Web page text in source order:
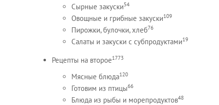
Сырные закуски54
Овощные и грибные закуски109
Пирожки, булочки, хлеб76
Салаты и закуски с субпродуктами19
Рецепты на второе1773
Мясные блюда120
Готовим из птицы66
Блюда из рыбы и морепродуктов48